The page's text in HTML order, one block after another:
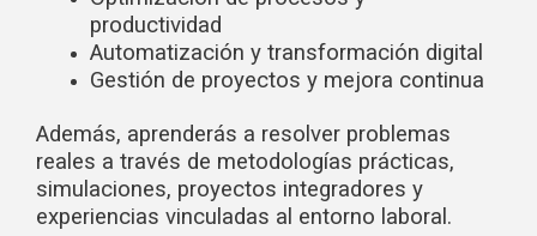
productividad
Automatización y transformación digital
Gestión de proyectos y mejora continua
Además, aprenderás a resolver problemas
reales a través de metodologías prácticas,
simulaciones, proyectos integradores y
experiencias vinculadas al entorno laboral.